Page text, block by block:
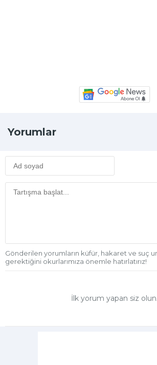
Yorumlar
Gönderilen yorumların küfür, hakaret ve suç
gerektiğini okurlarımıza önemle hatırlatırız!
İlk yorum yapan siz olun.